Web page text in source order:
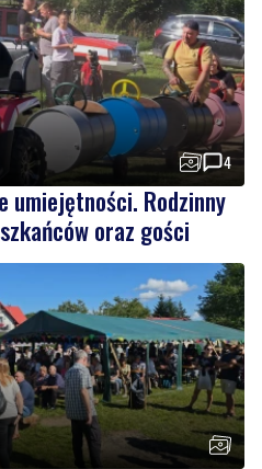
4
umiejętności. Rodzinny
oraz gości
i dobra zabawa. Za
Ogórka